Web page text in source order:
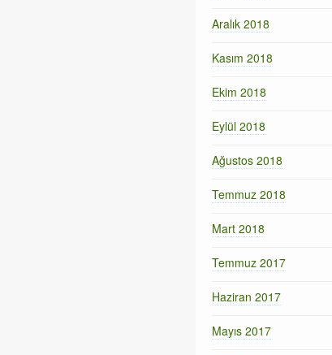
Aralık 2018
Kasım 2018
Ekim 2018
Eylül 2018
Ağustos 2018
Temmuz 2018
Mart 2018
Temmuz 2017
Haziran 2017
Mayıs 2017